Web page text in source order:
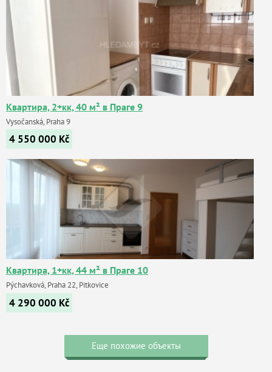
Квартира, 2+кк, 40 м² в Праге 9
Vysočanská, Praha 9
4 550 000 Kč
Квартира, 1+кк, 44 м² в Праге 10
Pýchavková, Praha 22, Pitkovice
4 290 000 Kč
Еще похожие объекты